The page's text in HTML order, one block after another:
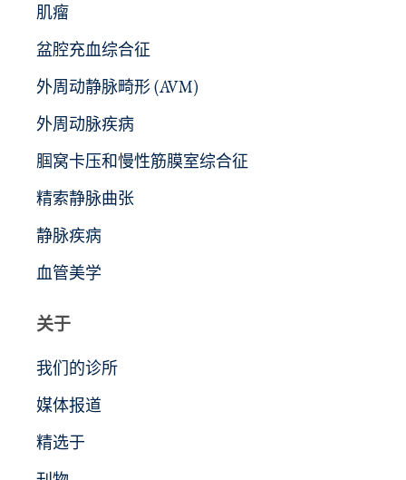
肌瘤
盆腔充血综合征
外周动静脉畸形 (AVM)
外周动脉疾病
腘窝卡压和慢性筋膜室综合征
精索静脉曲张
静脉疾病
血管美学
关于
我们的诊所
媒体报道
精选于